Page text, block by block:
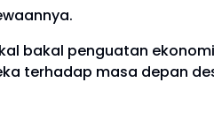
bakal penguatan
terhadap masa depan